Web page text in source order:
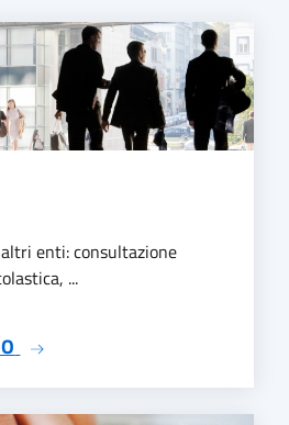
enti: consultazione
...
SU ALTRI ENTI